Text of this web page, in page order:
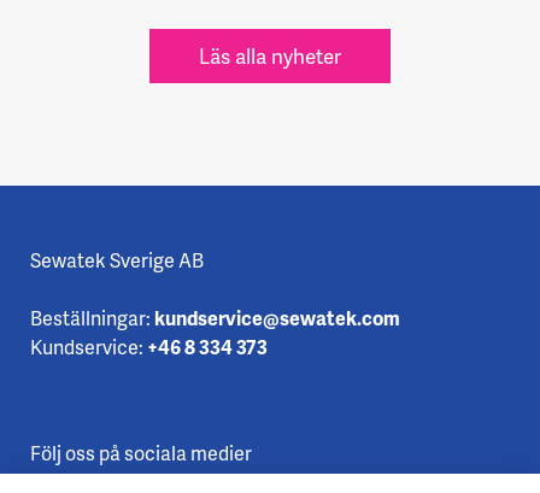
Läs alla nyheter
Sewatek Sverige AB
Beställningar: kundservice@sewatek.com
Kundservice: +46 8 334 373
Följ oss på sociala medier